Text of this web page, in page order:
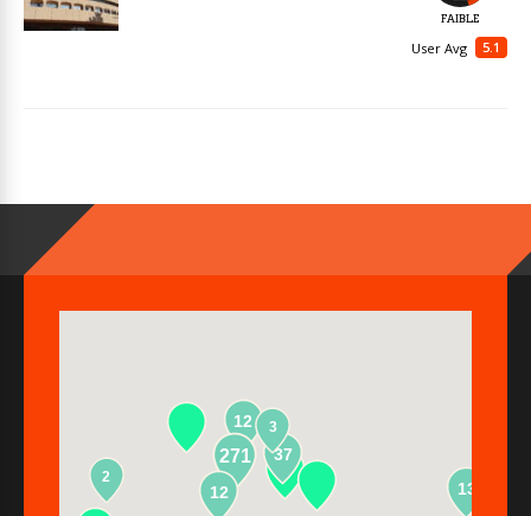
FAIBLE
5.1
User Avg
12
271
13
37
2
12
3